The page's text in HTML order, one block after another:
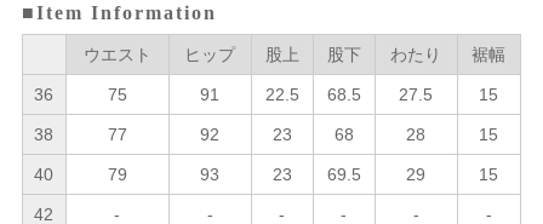
■Item Information
ウエスト ヒップ 股上 股下 わたり 裾幅
36 75 91 22.5 68.5 27.5 15
38 77 92 23 68 28 15
40 79 93 23 69.5 29 15
42 - - - - - -